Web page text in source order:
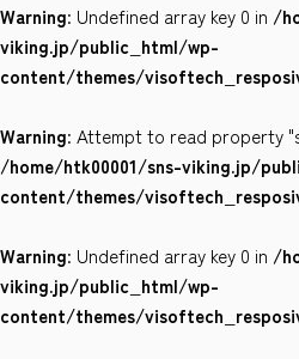
クリエイティブ
お気に入り
会社案内
サイトポリシー
Warning: Undefined array key 0 in /
viking.jp/public_html/wp-
content/themes/
Warning: Attempt to read property
/home/htk00001/sns-viking.jp/
content/themes/
Warning: Undefined array key 0 in /
viking.jp/public_html/wp-
content/themes/